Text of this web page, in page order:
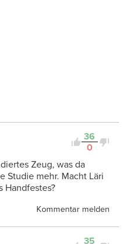
36
0
Zeug, was da
Studie mehr. Macht Läri
Handfestes?
Kommentar melden
35